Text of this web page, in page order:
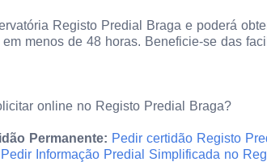
Registo Predial Braga e poderá
menos de 48 horas. Beneficie-se das
online no Registo Predial Braga?
Permanente: Pedir certidão Registo
Pedir Informação Predial Simplificada no